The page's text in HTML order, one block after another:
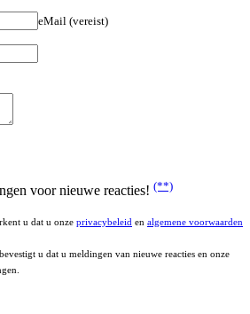
eMail (vereist)
voor nieuwe reacties! (**)
u dat u onze privacybeleid en algemene voorwaarden
u dat u meldingen van nieuwe reacties en onze